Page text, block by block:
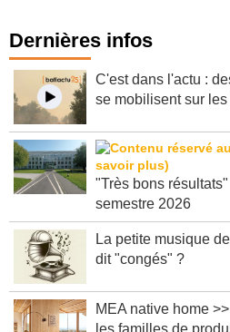
Dernières infos
C'est dans l'actu :
"Très bons
La petite musique
MEA native home